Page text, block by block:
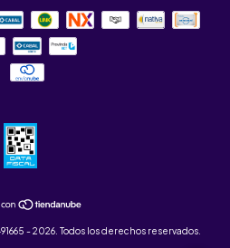
- 2026. Todos los derechos reservados.